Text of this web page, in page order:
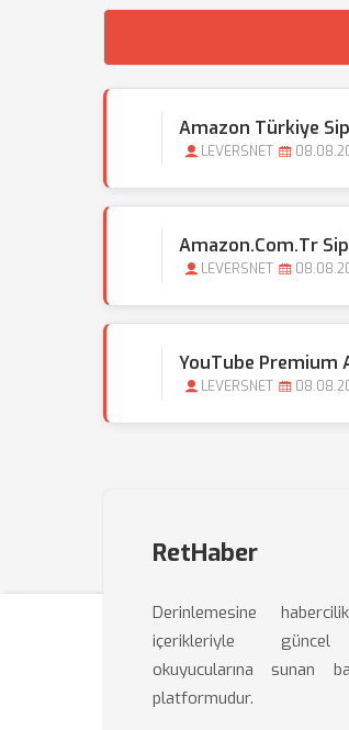
Amazon Türkiye
LEVERSNET
Amazon.com.tr
LEVERSNET
YouTube Premium
LEVERSNET
RetHaber
Derinlemesine
içerikleriyle güncel
okuyucularına sunan
platformudur.